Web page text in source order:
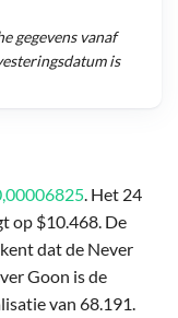
. Het 24
op $10.468. De
dat de Never
Goon is de
van 68.191.
gegevens vanaf
is